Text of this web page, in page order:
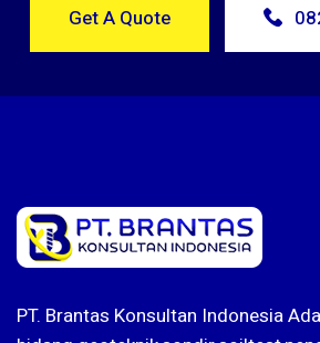
Get A Quote
PT. Brantas Konsultan Indonesia